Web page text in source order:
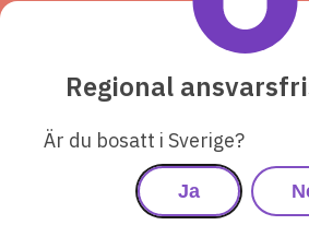
Det här säger våra
Podders® om
Regional
Är du bosatt i Sverige?
Ja